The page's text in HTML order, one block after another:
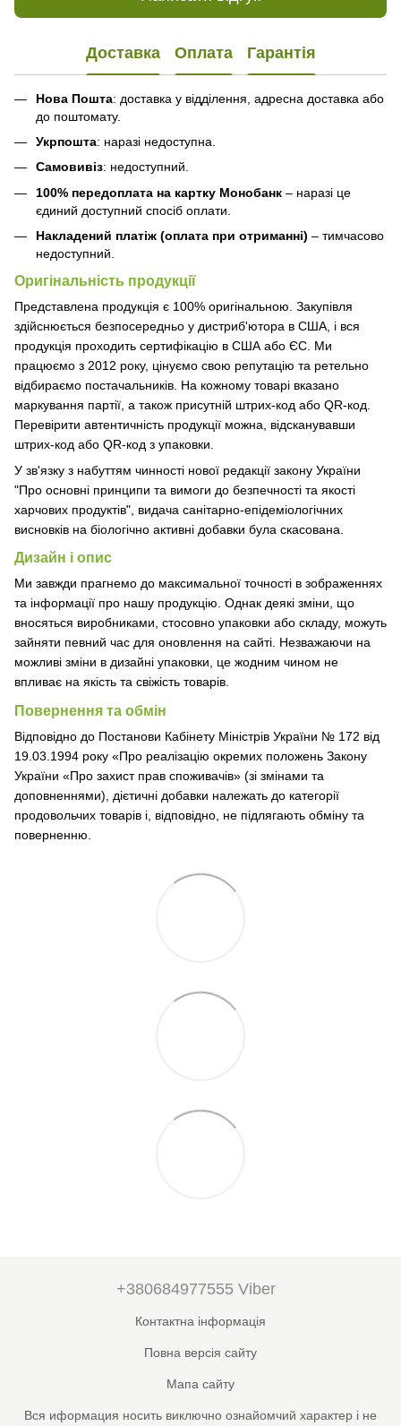
Доставка Оплата Гарантія
Нова Пошта: доставка у відділення, адресна доставка або
до поштомату.
Укрпошта: наразі недоступна.
Самовивіз: недоступний.
100% передоплата на картку Монобанк – наразі це
єдиний доступний спосіб оплати.
Накладений платіж (оплата при отриманні) – тимчасово
недоступний.
Оригінальність продукції
Представлена продукція є 100% оригінальною. Закупівля
здійснюється безпосередньо у дистриб'ютора в США, і вся
продукція проходить сертифікацію в США або ЄС. Ми
працюємо з 2012 року, цінуємо свою репутацію та ретельно
відбираємо постачальників. На кожному товарі вказано
маркування партії, а також присутній штрих-код або QR-код.
Перевірити автентичність продукції можна, відсканувавши
штрих-код або QR-код з упаковки.
У зв'язку з набуттям чинності нової редакції закону України
"Про основні принципи та вимоги до безпечності та якості
харчових продуктів", видача санітарно-епідеміологічних
висновків на біологічно активні добавки була скасована.
Дизайн і опис
Ми завжди прагнемо до максимальної точності в зображеннях
та інформації про нашу продукцію. Однак деякі зміни, що
вносяться виробниками, стосовно упаковки або складу, можуть
зайняти певний час для оновлення на сайті. Незважаючи на
можливі зміни в дизайні упаковки, це жодним чином не
впливає на якість та свіжість товарів.
Повернення та обмін
Відповідно до Постанови Кабінету Міністрів України № 172 від
19.03.1994 року «Про реалізацію окремих положень Закону
України «Про захист прав споживачів» (зі змінами та
доповненнями), дієтичні добавки належать до категорії
продовольчих товарів і, відповідно, не підлягають обміну та
поверненню.
+380684977555 Viber
Контактна інформація
Повна версія сайту
Мапа сайту
Вся иформация носить виключно ознайомчий характер і не